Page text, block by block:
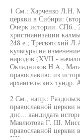
1 См.: Харченко Л.Н.
церкви в Сибири:
Очерк истории. СПб.,
христианизации
248 е.; Тресвятсхий
культуры на
народов (XVII -
Окладников H.A.,
православию: из
архангельских тундр.
2 См., напр.:
православной церкви
дис... кандидата
Мавлютова Г. Ш.
православной церкви